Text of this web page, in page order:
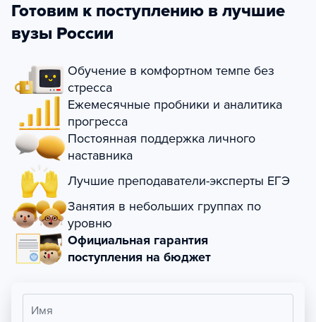
Готовим к поступлению в лучшие
вузы России
Обучение в комфортном темпе без
стресса
Ежемесячные пробники и аналитика
прогресса
Постоянная поддержка личного
наставника
Лучшие преподаватели-эксперты ЕГЭ
Занятия в небольших группах по
уровню
Официальная гарантия
поступления на бюджет
Имя